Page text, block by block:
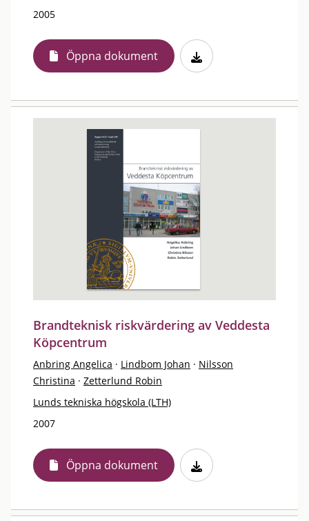
2005
Öppna dokument
Brandteknisk riskvärdering av Veddesta
Köpcentrum
Anbring Angelica · Lindbom Johan · Nilsson
Christina · Zetterlund Robin
Lunds tekniska högskola (LTH)
2007
Öppna dokument